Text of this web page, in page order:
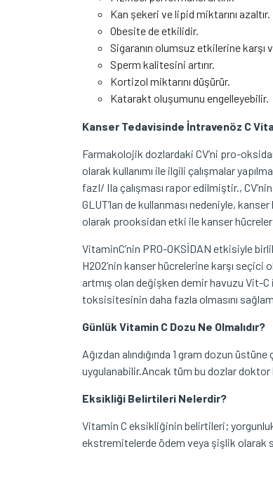
Kan şekeri ve lipid miktarını azaltır.
Obesite de etkilidir.
Sigaranın olumsuz etkilerine karşı
Sperm kalitesini artırır.
Kortizol miktarını düşürür.
Katarakt oluşumunu engelleyebilir.
Kanser Tedavisinde İntravenöz C
Farmakolojik dozlardaki CV’ni pro-
olarak kullanımı ile ilgili çalışmalar
fazI/ IIa çalışması rapor edilmiştir.,
GLUT’ları de kullanması nedeniyle,
olarak prooksidan etki ile kanser
VitaminC’nin PRO-OKSİDAN etkisiyle
H2O2‘nin kanser hücrelerine karşı
artmış olan değişken demir havuzu Vit-
toksisitesinin daha fazla olmasını
Günlük Vitamin C Dozu Ne Olmalıdır?
Ağızdan alındığında 1 gram dozun
uygulanabilir.Ancak tüm bu dozlar doktor
Eksikliği Belirtileri Nelerdir?
Vitamin C eksikliğinin belirtileri;
ekstremitelerde ödem veya şişlik olarak